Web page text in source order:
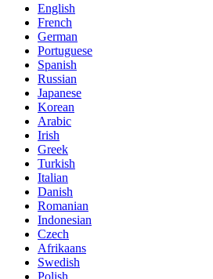
English
French
German
Portuguese
Spanish
Russian
Japanese
Korean
Arabic
Irish
Greek
Turkish
Italian
Danish
Romanian
Indonesian
Czech
Afrikaans
Swedish
Polish